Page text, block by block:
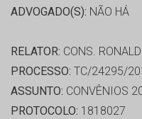
ADVOGADO(S): NÃO HÁ
RELATOR: CONS.
PROCESSO: TC/24295/
ASSUNTO: CONVÊNIOS
PROTOCOLO: 1818027